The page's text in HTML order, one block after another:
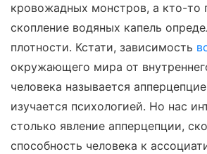
кровожадных монстров, а кто-то
скопление водяных капель
плотности. Кстати, зависимость
окружающего мира от
человека называется
изучается психологией. Но нас
столько явление апперцепции,
способность человека к